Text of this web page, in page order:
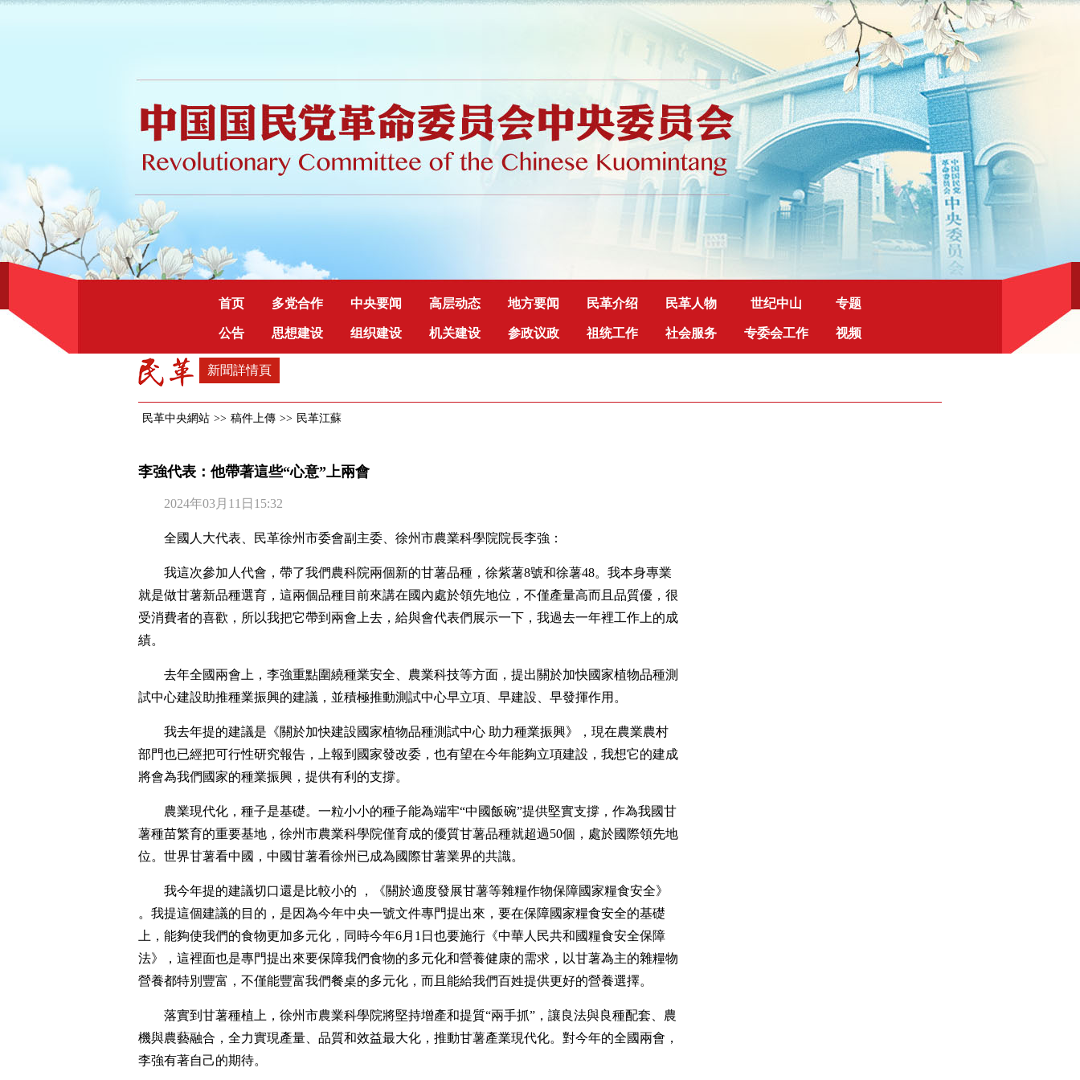
首页 多党合作 中央要闻 高层动态 地方要闻 民革介绍 民革人物 世纪中山 专题
公告 思想建设 组织建设 机关建设 参政议政 祖统工作 社会服务 专委会工作 视频
新聞詳情頁
民革中央網站 >> 稿件上傳 >> 民革江蘇
李強代表：他帶著這些“心意”上兩會
2024年03月11日15:32
全國人大代表、民革徐州市委會副主委、徐州市農業科學院院長李強：
我這次參加人代會，帶了我們農科院兩個新的甘薯品種，徐紫薯8號和徐薯48。我本身專業
就是做甘薯新品種選育，這兩個品種目前來講在國內處於領先地位，不僅產量高而且品質優，很
受消費者的喜歡，所以我把它帶到兩會上去，給與會代表們展示一下，我過去一年裡工作上的成
績。
去年全國兩會上，李強重點圍繞種業安全、農業科技等方面，提出關於加快國家植物品種測
試中心建設助推種業振興的建議，並積極推動測試中心早立項、早建設、早發揮作用。
我去年提的建議是《關於加快建設國家植物品種測試中心 助力種業振興》，現在農業農村
部門也已經把可行性研究報告，上報到國家發改委，也有望在今年能夠立項建設，我想它的建成
將會為我們國家的種業振興，提供有利的支撐。
農業現代化，種子是基礎。一粒小小的種子能為端牢“中國飯碗”提供堅實支撐，作為我國甘
薯種苗繁育的重要基地，徐州市農業科學院僅育成的優質甘薯品種就超過50個，處於國際領先地
位。世界甘薯看中國，中國甘薯看徐州已成為國際甘薯業界的共識。
我今年提的建議切口還是比較小的 ，《關於適度發展甘薯等雜糧作物保障國家糧食安全》
。我提這個建議的目的，是因為今年中央一號文件專門提出來，要在保障國家糧食安全的基礎
上，能夠使我們的食物更加多元化，同時今年6月1日也要施行《中華人民共和國糧食安全保障
法》，這裡面也是專門提出來要保障我們食物的多元化和營養健康的需求，以甘薯為主的雜糧物
營養都特別豐富，不僅能豐富我們餐桌的多元化，而且能給我們百姓提供更好的營養選擇。
落實到甘薯種植上，徐州市農業科學院將堅持增產和提質“兩手抓”，讓良法與良種配套、農
機與農藝融合，全力實現產量、品質和效益最大化，推動甘薯產業現代化。對今年的全國兩會，
李強有著自己的期待。